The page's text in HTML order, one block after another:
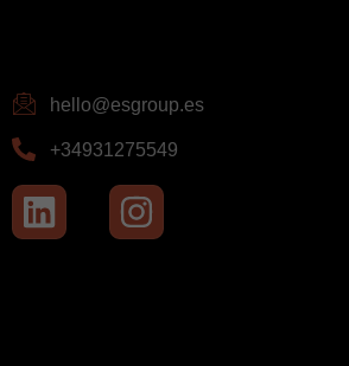
hello@esgroup.es
+34931275549